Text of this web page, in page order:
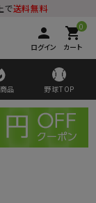
で送料無料
person
ログイン
0
shopping_cart
カート
品 野球TOP